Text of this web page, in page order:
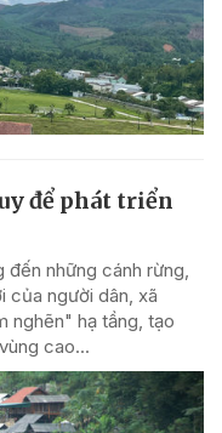
để phát triển
những cánh rừng,
của người dân, xã
nghẽn" hạ tầng, tạo
cao...